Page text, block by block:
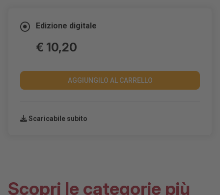
Edizione digitale
€ 10,20
AGGIUNGILO AL CARRELLO
Scaricabile subito
Scopri le categorie più